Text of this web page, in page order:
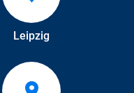
Leipzig